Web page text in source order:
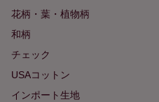
花柄・葉・植物柄
和柄
チェック
USAコットン
インポート生地